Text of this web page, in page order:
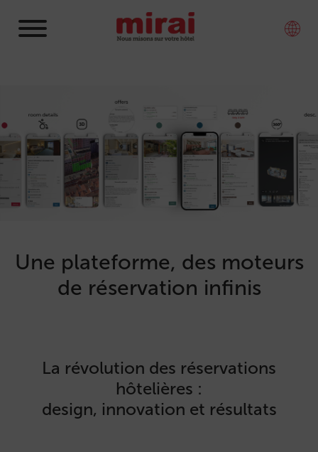
Une plateforme, des moteurs
de réservation infinis
La révolution des réservations
hôtelières :
design, innovation et résultats